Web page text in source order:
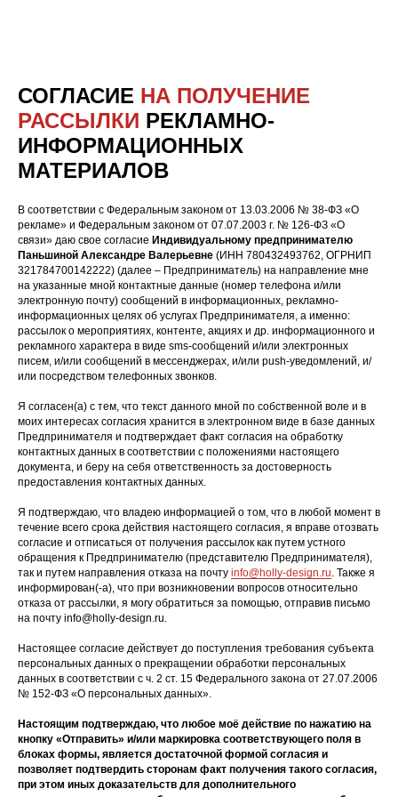
СОГЛАСИЕ НА ПОЛУЧЕНИЕ
РАССЫЛКИ РЕКЛАМНО-
ИНФОРМАЦИОННЫХ
МАТЕРИАЛОВ
В соответствии с Федеральным законом от 13.03.2006 № 38-ФЗ «О
рекламе» и Федеральным законом от 07.07.2003 г. № 126-ФЗ «О
связи» даю свое согласие Индивидуальному предпринимателю
Паньшиной Александре Валерьевне (ИНН 780432493762, ОГРНИП
321784700142222) (далее – Предприниматель) на направление мне
на указанные мной контактные данные (номер телефона и/или
электронную почту) сообщений в информационных, рекламно-
информационных целях об услугах Предпринимателя, а именно:
рассылок о мероприятиях, контенте, акциях и др. информационного и
рекламного характера в виде sms-сообщений и/или электронных
писем, и/или сообщений в мессенджерах, и/или push-уведомлений, и/
или посредством телефонных звонков.
Я согласен(а) с тем, что текст данного мной по собственной воле и в
моих интересах согласия хранится в электронном виде в базе данных
Предпринимателя и подтверждает факт согласия на обработку
контактных данных в соответствии с положениями настоящего
документа, и беру на себя ответственность за достоверность
предоставления контактных данных.
Я подтверждаю, что владею информацией о том, что в любой момент в
течение всего срока действия настоящего согласия, я вправе отозвать
согласие и отписаться от получения рассылок как путем устного
обращения к Предпринимателю (представителю Предпринимателя),
так и путем направления отказа на почту info@holly-design.ru. Также я
информирован(-а), что при возникновении вопросов относительно
отказа от рассылки, я могу обратиться за помощью, отправив письмо
на почту info@holly-design.ru.
Настоящее согласие действует до поступления требования субъекта
персональных данных о прекращении обработки персональных
данных в соответствии с ч. 2 ст. 15 Федерального закона от 27.07.2006
№ 152-ФЗ «О персональных данных».
Настоящим подтверждаю, что любое моё действие по нажатию на
кнопку «Отправить» и/или маркировка соответствующего поля в
блоках формы, является достаточной формой согласия и
позволяет подтвердить сторонам факт получения такого согласия,
при этом иных доказательств для дополнительного